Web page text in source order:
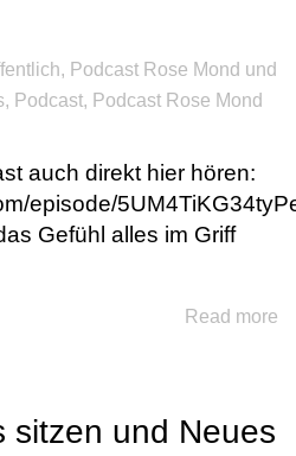
, Podcast Rose Mond und
, Podcast, Podcast Rose Mond
auch direkt hier hören:
episode/
Gefühl alles im Griff
Read more
sitzen und Neues